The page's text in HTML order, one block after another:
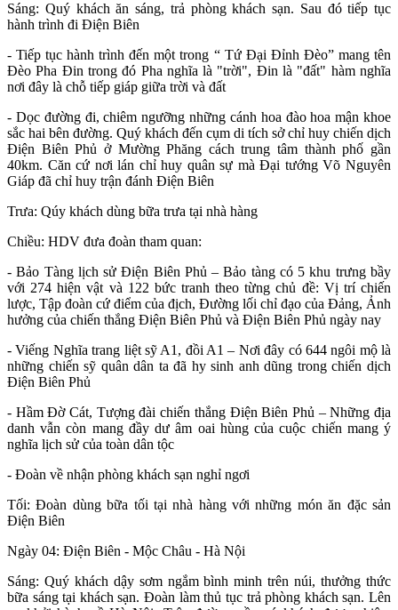
Sáng: Quý khách ăn sáng, trả phòng khách sạn. Sau đó tiếp tục
hành trình đi Điện Biên
- Tiếp tục hành trình đến một trong “ Tứ Đại Đỉnh Đèo” mang tên
Đèo Pha Đin trong đó Pha nghĩa là "trời", Đin là "đất" hàm nghĩa
nơi đây là chỗ tiếp giáp giữa trời và đất
- Dọc đường đi, chiêm ngưỡng những cánh hoa đào hoa mận khoe
sắc hai bên đường. Quý khách đến cụm di tích sở chỉ huy chiến dịch
Điện Biên Phủ ở Mường Phăng cách trung tâm thành phố gần
40km. Căn cứ nơi lán chỉ huy quân sự mà Đại tướng Võ Nguyên
Giáp đã chỉ huy trận đánh Điện Biên
Trưa: Qúy khách dùng bữa trưa tại nhà hàng
Chiều: HDV đưa đoàn tham quan:
- Bảo Tàng lịch sử Điện Biên Phủ – Bảo tàng có 5 khu trưng bầy
với 274 hiện vật và 122 bức tranh theo từng chủ đề: Vị trí chiến
lược, Tập đoàn cứ điểm của địch, Đường lối chỉ đạo của Đảng, Ảnh
hưởng của chiến thắng Điện Biên Phủ và Điện Biên Phủ ngày nay
- Viếng Nghĩa trang liệt sỹ A1, đồi A1 – Nơi đây có 644 ngôi mộ là
những chiến sỹ quân dân ta đã hy sinh anh dũng trong chiến dịch
Điện Biên Phủ
- Hầm Đờ Cát, Tượng đài chiến thắng Điện Biên Phủ – Những địa
danh vẫn còn mang đầy dư âm oai hùng của cuộc chiến mang ý
nghĩa lịch sử của toàn dân tộc
- Đoàn về nhận phòng khách sạn nghỉ ngơi
Tối: Đoàn dùng bữa tối tại nhà hàng với những món ăn đặc sản
Điện Biên
Ngày 04: Điện Biên - Mộc Châu - Hà Nội
Sáng: Quý khách dậy sơm ngắm bình minh trên núi, thưởng thức
bữa sáng tại khách sạn. Đoàn làm thủ tục trả phòng khách sạn. Lên